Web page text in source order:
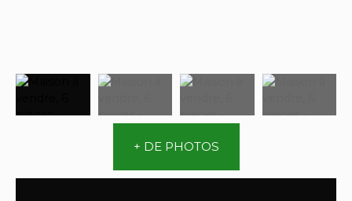
+ DE PHOTOS